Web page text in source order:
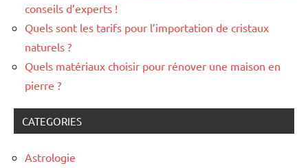
conseils d’experts !
Quels sont les tarifs pour l’importation de cristaux
naturels ?
Quels matériaux choisir pour rénover une maison en
pierre ?
CATEGORIES
Astrologie